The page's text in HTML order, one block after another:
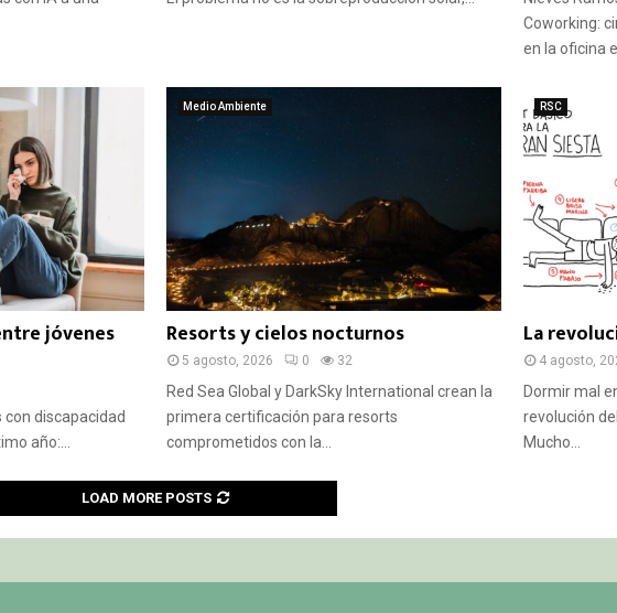
Coworking:
en la oficina
jóvenes
con discapacidad
año:...
Medio Ambiente
Resorts y cielos nocturnos
5 agosto, 2026 0 32
Red Sea Global y DarkSky International crean la
primera certificación para resorts
comprometidos con la...
RSC
La
4 agosto,
Dormir mal
revolución
Mucho...
LOAD MORE POSTS